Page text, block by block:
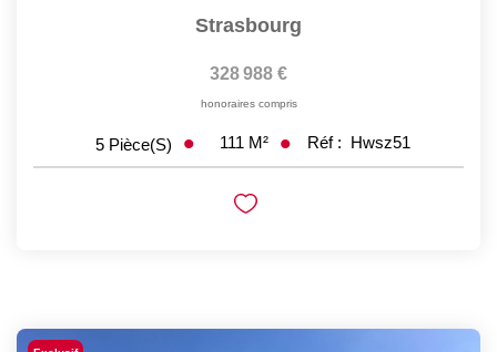
Strasbourg
328 988 €
honoraires compris
5 Pièce(s) 111 M² Réf : Hwsz51